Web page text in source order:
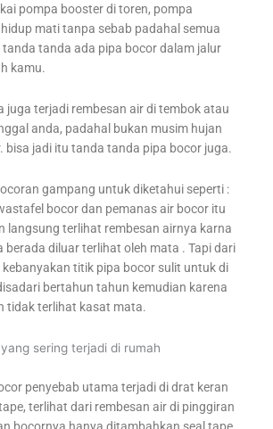
pompa booster di toren, pompa
mati tanpa sebab padahal semua
tanda ada pipa bocor dalam jalur
kamu.
juga terjadi rembesan air di tembok atau
anda, padahal bukan musim hujan
bisa jadi itu tanda tanda pipa bocor juga.
gampang untuk diketahui seperti :
bocor dan pemanas air bocor itu
langsung terlihat rembesan airnya karna
berada diluar terlihat oleh mata . Tapi dari
titik pipa bocor sulit untuk di
bertahun tahun kemudian karena
tidak terlihat kasat mata.
sering terjadi di rumah
penyebab utama terjadi di drat keran
terlihat dari rembesan air di pinggiran